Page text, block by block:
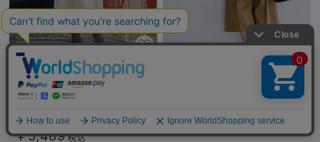
Rosemadame（ローズマダム）ニ
ットワンピース マタニティ・産後
1件
￥5,489税込
センターシームハーフパンツ マタ
ニティ・産後【出産後も長く使え
￥6,990税込